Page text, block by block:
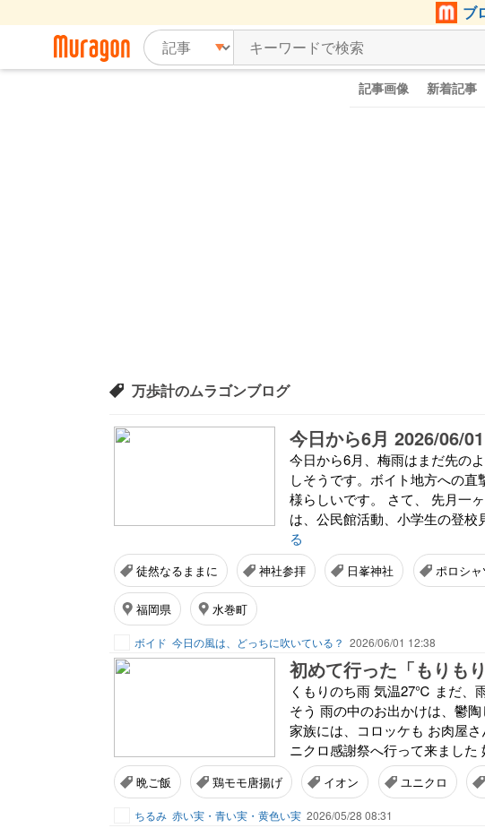
ブ
記事画像 新着記事
万歩計のムラゴンブログ
今日から6月 2026/06/01
今日から6月、梅雨はまだ先の
しそうです。ボイト地方への
様らしいです。 さて、 先月一
は、公民館活動、小学生の登
る
徒然なるままに 神社参拝 日峯神社 ポロシャ
福岡県 水巻町
ボイド 今日の風は、どっちに吹いている？ 2026/06/01 12:38
初めて行った「もり
くもりのち雨 気温27℃ まだ、
そう 雨の中のお出かけは、鬱
家族には、コロッケも お肉屋
ニクロ感謝祭へ行って来まし
晩ご飯 鶏モモ唐揚げ イオン ユニクロ
ちるみ 赤い実・青い実・黄色い実 2026/05/28 08:31